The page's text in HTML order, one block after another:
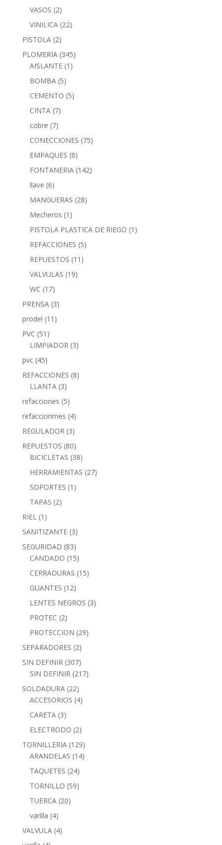
VASOS (2)
VINILICA (22)
PISTOLA (2)
PLOMERIA (345)
AISLANTE (1)
BOMBA (5)
CEMENTO (5)
CINTA (7)
cobre (7)
CONECCIONES (75)
EMPAQUES (8)
FONTANERIA (142)
llave (6)
MANGUERAS (28)
Mecheros (1)
PISTOLA PLASTICA DE RIEGO (1)
REFACCIONES (5)
REPUESTOS (11)
VALVULAS (19)
WC (17)
PRENSA (3)
prodel (11)
PVC (51)
LIMPIADOR (3)
pvc (45)
REFACCIONES (8)
LLANTA (3)
refacciones (5)
refaccionmes (4)
REGULADOR (3)
REPUESTOS (80)
BICICLETAS (38)
HERRAMIENTAS (27)
SOPORTES (1)
TAPAS (2)
RIEL (1)
SANITIZANTE (3)
SEGURIDAD (83)
CANDADO (15)
CERRADURAS (15)
GUANTES (12)
LENTES NEGROS (3)
PROTEC (2)
PROTECCION (29)
SEPARADORES (2)
SIN DEFINIR (307)
SIN DEFINIR (217)
SOLDADURA (22)
ACCESORIOS (4)
CARETA (3)
ELECTRODO (2)
TORNILLERIA (129)
ARANDELAS (14)
TAQUETES (24)
TORNILLO (59)
TUERCA (20)
varilla (4)
VALVULA (4)